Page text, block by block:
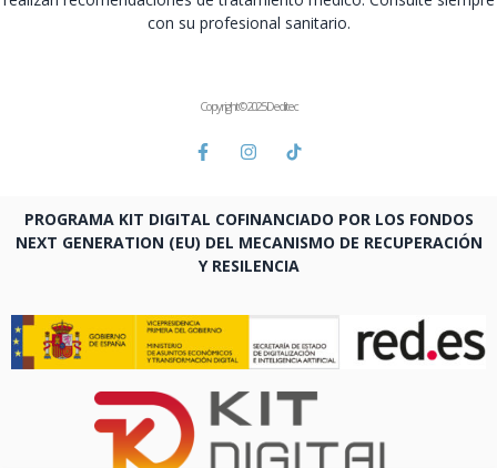
con su profesional sanitario.
Copyright © 2025 Deditec
PROGRAMA KIT DIGITAL COFINANCIADO POR LOS FONDOS
NEXT GENERATION (EU) DEL MECANISMO DE RECUPERACIÓN
Y RESILENCIA